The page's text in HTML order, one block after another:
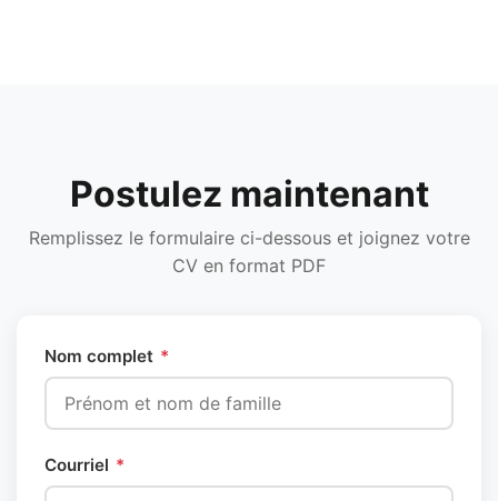
Postulez maintenant
Remplissez le formulaire ci-dessous et joignez votre
CV en format PDF
Nom complet *
Courriel *